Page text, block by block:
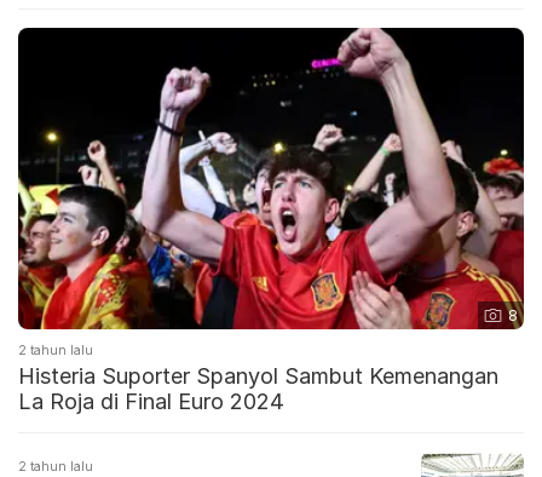
8
2 tahun lalu
Histeria Suporter Spanyol Sambut Kemenangan
La Roja di Final Euro 2024
2 tahun lalu